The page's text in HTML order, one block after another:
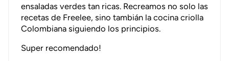
ensaladas verdes tan ricas. Recreamos no solo las
recetas de Freelee, sino tambián la cocina criolla
Colombiana siguiendo los principios.
Super recomendado!